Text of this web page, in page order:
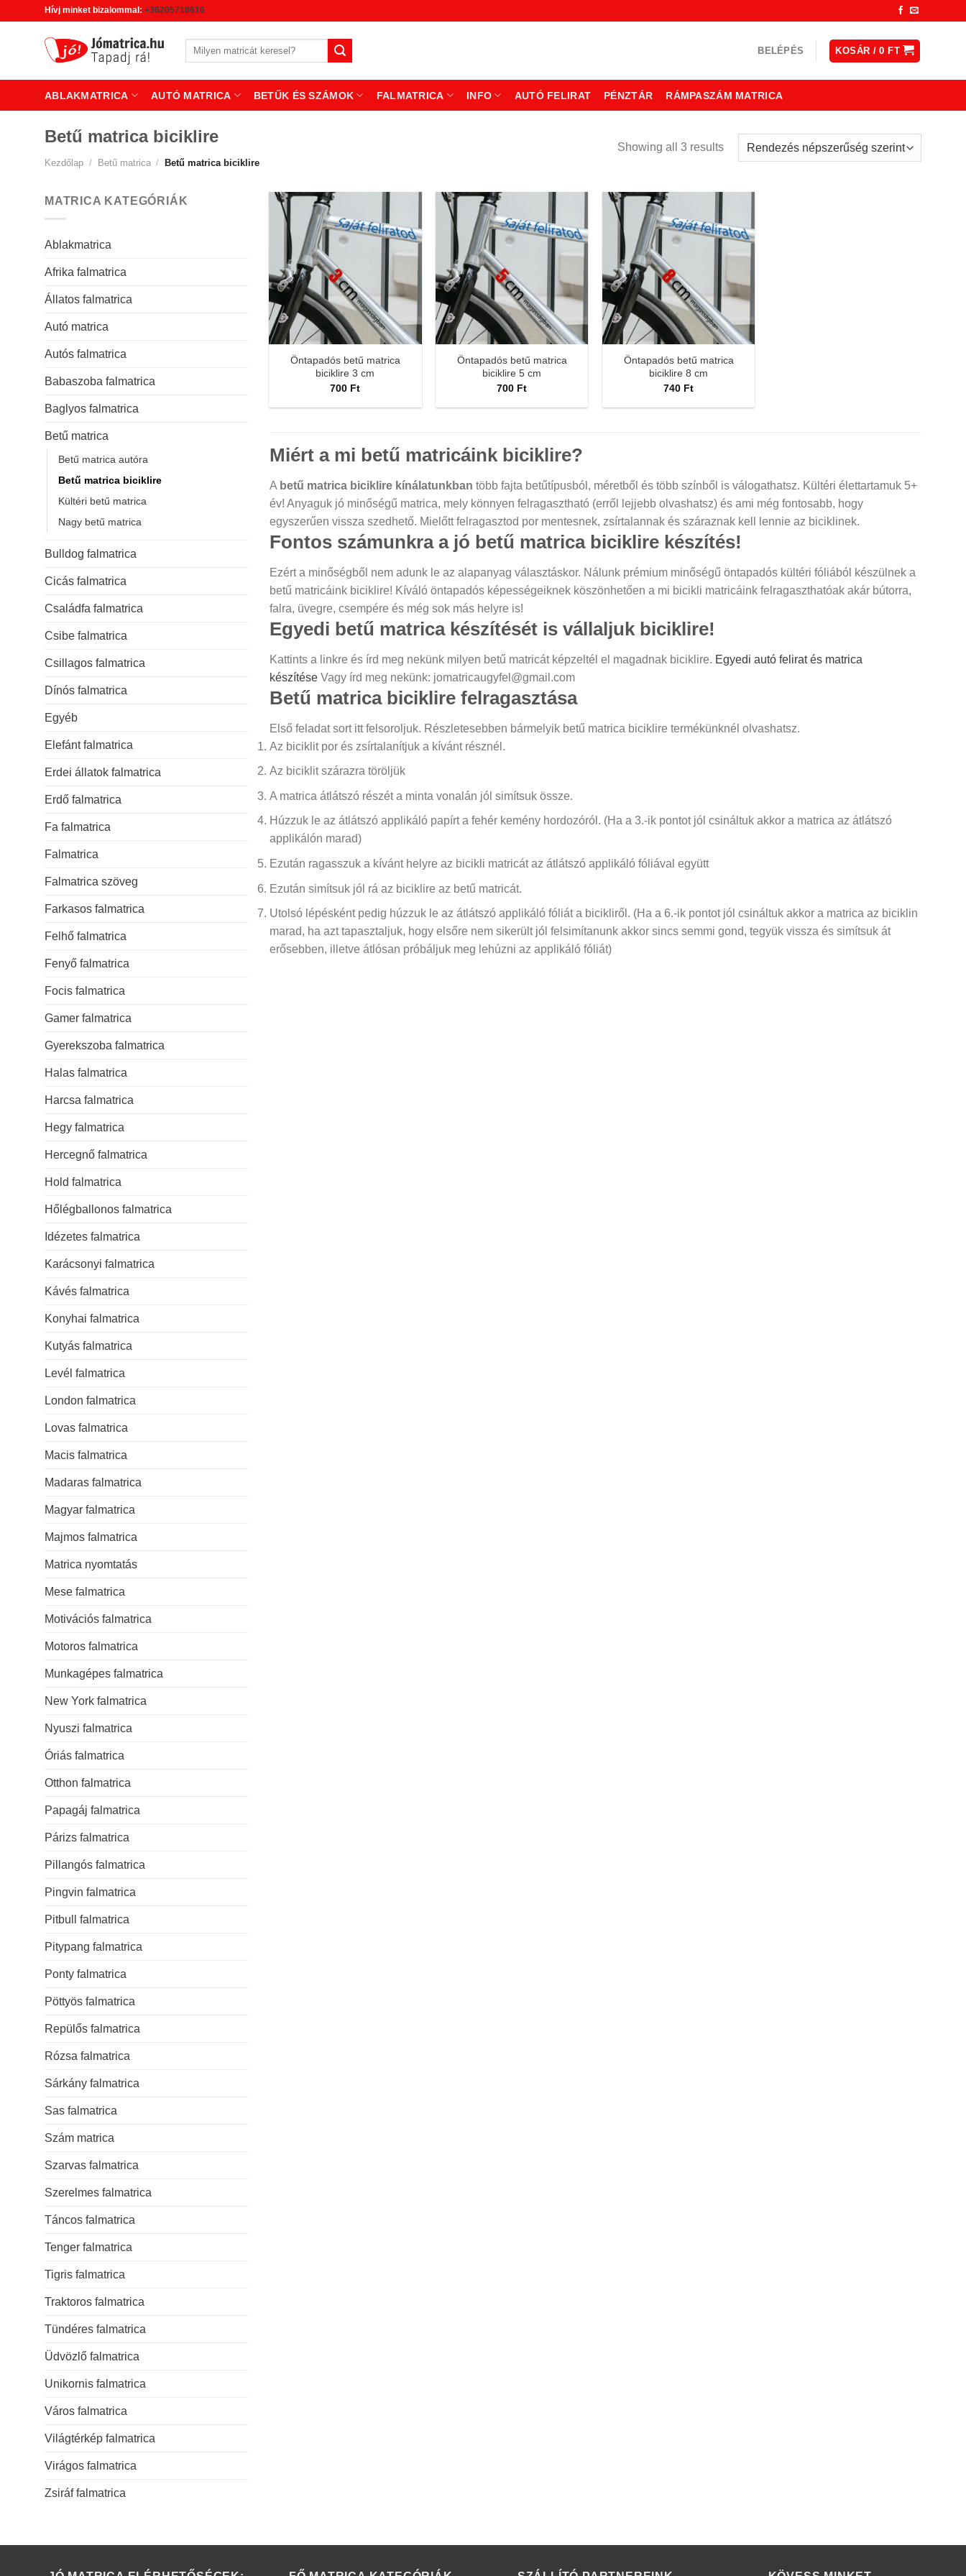
Hívj minket bizalommal: +36205718616
Keresés
BELÉPÉS KOSÁR /0FT
ABLAKMATRICA AUTÓ MATRICA BETŰK ÉS SZÁMOK FALMATRICA INFO AUTÓ FELIRAT PÉNZTÁR RÁMPASZÁM MATRICA
Betű matrica biciklire
Kezdőlap / Betű matrica / Betű matrica biciklire
Showing all 3 results
MATRICA KATEGÓRIÁK
Ablakmatrica
Afrika falmatrica
Állatos falmatrica
Autó matrica
Autós falmatrica
Babaszoba falmatrica
Baglyos falmatrica
Betű matrica
Betű matrica autóra
Betű matrica biciklire
Kültéri betű matrica
Nagy betű matrica
Bulldog falmatrica
Cicás falmatrica
Családfa falmatrica
Csibe falmatrica
Csillagos falmatrica
Dínós falmatrica
Egyéb
Elefánt falmatrica
Erdei állatok falmatrica
Erdő falmatrica
Fa falmatrica
Falmatrica
Falmatrica szöveg
Farkasos falmatrica
Felhő falmatrica
Fenyő falmatrica
Focis falmatrica
Gamer falmatrica
Gyerekszoba falmatrica
Halas falmatrica
Harcsa falmatrica
Hegy falmatrica
Hercegnő falmatrica
Hold falmatrica
Hőlégballonos falmatrica
Idézetes falmatrica
Karácsonyi falmatrica
Kávés falmatrica
Konyhai falmatrica
Kutyás falmatrica
Levél falmatrica
London falmatrica
Lovas falmatrica
Macis falmatrica
Madaras falmatrica
Magyar falmatrica
Majmos falmatrica
Matrica nyomtatás
Mese falmatrica
Motivációs falmatrica
Motoros falmatrica
Munkagépes falmatrica
New York falmatrica
Nyuszi falmatrica
Óriás falmatrica
Otthon falmatrica
Papagáj falmatrica
Párizs falmatrica
Pillangós falmatrica
Pingvin falmatrica
Pitbull falmatrica
Pitypang falmatrica
Ponty falmatrica
Pöttyös falmatrica
Repülős falmatrica
Rózsa falmatrica
Sárkány falmatrica
Sas falmatrica
Szám matrica
Szarvas falmatrica
Szerelmes falmatrica
Táncos falmatrica
Tenger falmatrica
Tigris falmatrica
Traktoros falmatrica
Tündéres falmatrica
Üdvözlő falmatrica
Unikornis falmatrica
Város falmatrica
Világtérkép falmatrica
Virágos falmatrica
Zsiráf falmatrica
Öntapadós betű matrica
biciklire 3 cm
700 Ft
Öntapadós betű matrica
biciklire 5 cm
700 Ft
Öntapadós betű matrica
biciklire 8 cm
740 Ft
Miért a mi betű matricáink biciklire?
A betű matrica biciklire kínálatunkban több fajta betűtípusból, méretből és több színből is válogathatsz. Kültéri élettartamuk 5+
év! Anyaguk jó minőségű matrica, mely könnyen felragasztható (erről lejjebb olvashatsz) és ami még fontosabb, hogy
egyszerűen vissza szedhető. Mielőtt felragasztod por mentesnek, zsírtalannak és száraznak kell lennie az biciklinek.
Fontos számunkra a jó betű matrica biciklire készítés!
Ezért a minőségből nem adunk le az alapanyag választáskor. Nálunk prémium minőségű öntapadós kültéri fóliából készülnek a
betű matricáink biciklire! Kíváló öntapadós képességeiknek köszönhetően a mi bicikli matricáink felragaszthatóak akár bútorra,
falra, üvegre, csempére és még sok más helyre is!
Egyedi betű matrica készítését is vállaljuk biciklire!
Kattints a linkre és írd meg nekünk milyen betű matricát képzeltél el magadnak biciklire. Egyedi autó felirat és matrica
készítéseVagy írd meg nekünk: jomatricaugyfel@gmail.com
Betű matrica biciklire felragasztása
Első feladat sort itt felsoroljuk. Részletesebben bármelyik betű matrica biciklire termékünknél olvashatsz.
Az biciklit por és zsírtalanítjuk a kívánt résznél.
Az biciklit szárazra töröljük
A matrica átlátszó részét a minta vonalán jól simítsuk össze.
Húzzuk le az átlátszó applikáló papírt a fehér kemény hordozóról. (Ha a 3.-ik pontot jól csináltuk akkor a matrica az átlátszó
applikálón marad)
Ezután ragasszuk a kívánt helyre az bicikli matricát az átlátszó applikáló fóliával együtt
Ezután simítsuk jól rá az biciklire az betű matricát.
Utolsó lépésként pedig húzzuk le az átlátszó applikáló fóliát a bicikliről. (Ha a 6.-ik pontot jól csináltuk akkor a matrica az biciklin
marad, ha azt tapasztaljuk, hogy elsőre nem sikerült jól felsimítanunk akkor sincs semmi gond, tegyük vissza és simítsuk át
erősebben, illetve átlósan próbáljuk meg lehúzni az applikáló fóliát)